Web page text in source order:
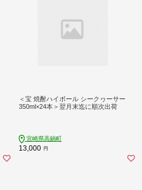
＜宝 焼酎ハイボール シークヮーサー
350ml×24本＞翌月末迄に順次出荷
宮崎県高鍋町
13,000 円